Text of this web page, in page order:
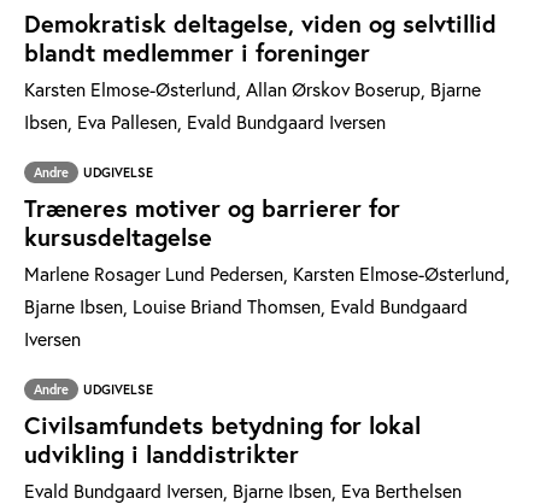
Demokratisk deltagelse, viden og selvtillid
blandt medlemmer i foreninger
Karsten Elmose-Østerlund, Allan Ørskov Boserup, Bjarne
Ibsen, Eva Pallesen, Evald Bundgaard Iversen
Andre UDGIVELSE
Træneres motiver og barrierer for
kursusdeltagelse
Marlene Rosager Lund Pedersen, Karsten Elmose-Østerlund,
Bjarne Ibsen, Louise Briand Thomsen, Evald Bundgaard
Iversen
Andre UDGIVELSE
Civilsamfundets betydning for lokal
udvikling i landdistrikter
Evald Bundgaard Iversen, Bjarne Ibsen, Eva Berthelsen